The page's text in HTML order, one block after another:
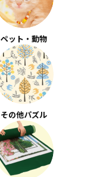
ペット・動物
その他パズル